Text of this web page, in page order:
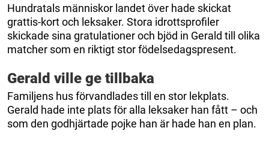
Hundratals människor landet över hade skickat
grattis-kort och leksaker. Stora idrottsprofiler
skickade sina gratulationer och bjöd in Gerald till olika
matcher som en riktigt stor födelsedagspresent.
Gerald ville ge tillbaka
Familjens hus förvandlades till en stor lekplats.
Gerald hade inte plats för alla leksaker han fått – och
som den godhjärtade pojke han är hade han en plan.